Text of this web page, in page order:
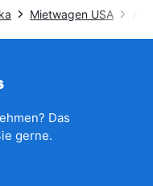
Mietwagen USA
Das
gerne.